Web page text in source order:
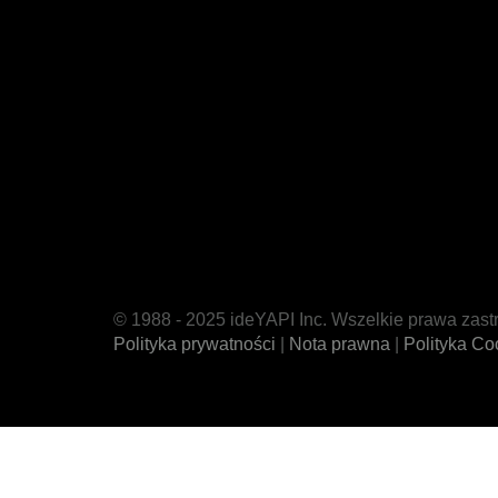
© 1988 - 2025 ideYAPI Inc. Wszelkie prawa
Polityka prywatności
Nota prawna Polityka